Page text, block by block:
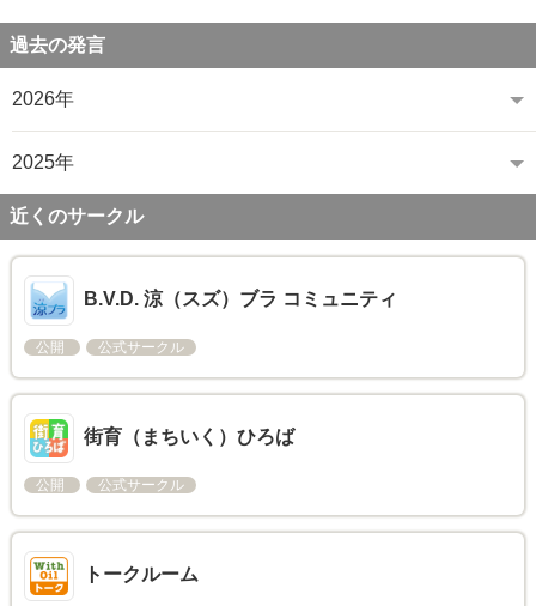
過去の発言
2026年
2025年
近くのサークル
B.V.D. 涼（スズ）ブラ コミュニティ
公開 公式サークル
街育（まちいく）ひろば
公開 公式サークル
トークルーム